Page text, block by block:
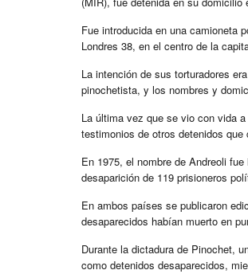
Fue introducida en una camioneta
Londres 38, en el centro de la
La intención de sus torturadores
pinochetista, y los nombres y
La última vez que se vio con vida
testimonios de otros detenidos
En 1975, el nombre de Andreoli
desaparición de 119 prisioneros
En ambos países se publicaron
desaparecidos habían muerto en
Durante la dictadura de Pinochet,
como detenidos desaparecidos,